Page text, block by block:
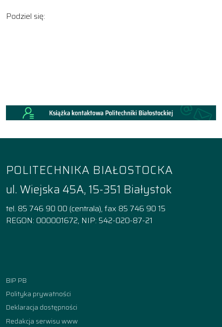
Podziel się:
POLITECHNIKA BIAŁOSTOCKA
ul. Wiejska 45A, 15-351 Białystok
tel. 85 746 90 00 (centrala), fax 85 746 90 15
REGON: 000001672, NIP: 542-020-87-21
BIP PB
Polityka prywatności
Deklaracja dostępności
Redakcja serwisu www